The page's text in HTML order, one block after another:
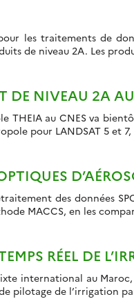
les traitements de
de niveau 2A. Les
DE NIVEAU 2A
THEIA au CNES va
pour LANDSAT 5 et
des données
MACCS, en les
RÉEL DE
international au
pilotage de l’irrigation